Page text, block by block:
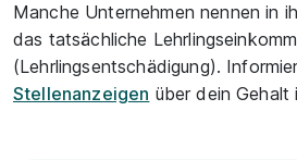
Manche Unternehmen nennen in
das tatsächliche
(Lehrlingsentschädigung).
Stellenanzeigen über dein Gehalt